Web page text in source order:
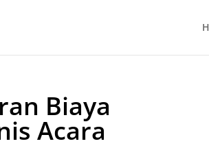
Biaya
Acara